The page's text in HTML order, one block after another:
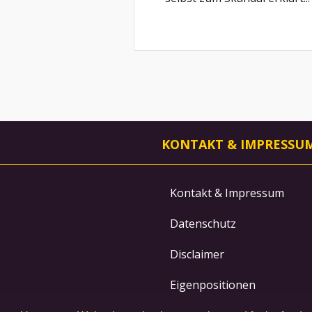
KONTAKT &
Kontakt & Impressum
Datenschutz
Disclaimer
Eigenpositionen